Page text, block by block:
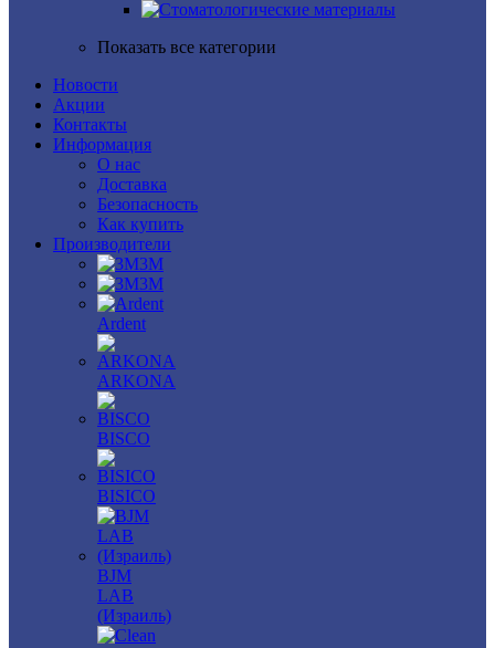
Показать все категории
Новости
Акции
Контакты
Информация
О нас
Доставка
Безопасность
Как купить
Производители
3M
3М
Ardent
ARKONA
BISCO
BISICO
BJM
LAB
(Израиль)